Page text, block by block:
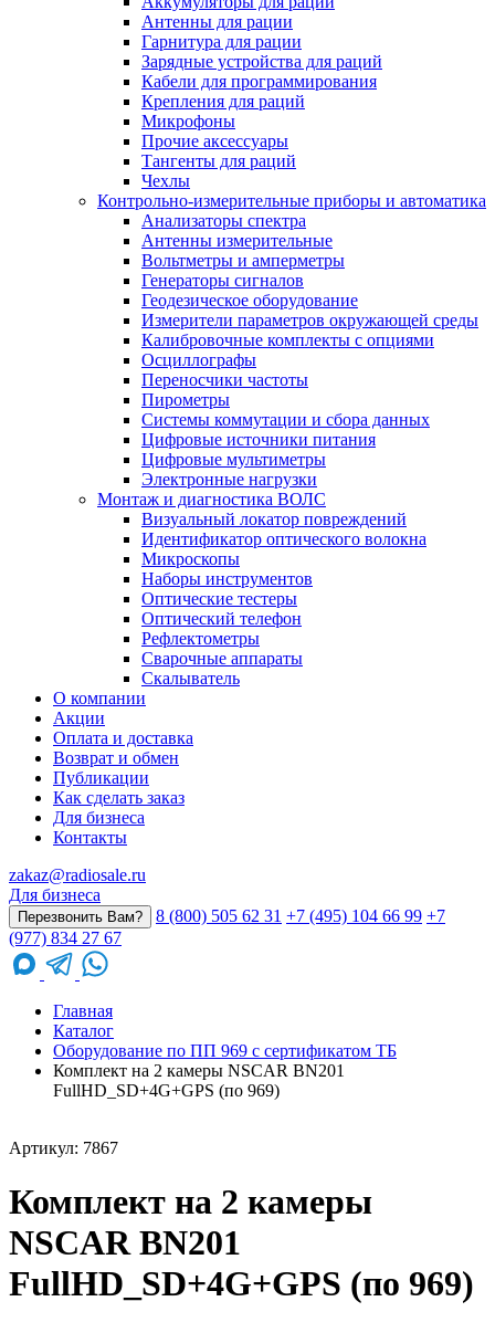
Антенны для рации
Гарнитура для рации
Зарядные устройства для раций
Кабели для программирования
Крепления для раций
Микрофоны
Прочие аксессуары
Тангенты для раций
Чехлы
Контрольно-измерительные приборы и автоматика
Анализаторы спектра
Антенны измерительные
Вольтметры и амперметры
Генераторы сигналов
Геодезическое оборудование
Измерители параметров окружающей среды
Калибровочные комплекты с опциями
Осциллографы
Переносчики частоты
Пирометры
Системы коммутации и сбора данных
Цифровые источники питания
Цифровые мультиметры
Электронные нагрузки
Монтаж и диагностика ВОЛС
Визуальный локатор повреждений
Идентификатор оптического волокна
Микроскопы
Наборы инструментов
Оптические тестеры
Оптический телефон
Рефлектометры
Сварочные аппараты
Скалыватель
О компании
Акции
Оплата и доставка
Возврат и обмен
Публикации
Как сделать заказ
Для бизнеса
Контакты
zakaz@radiosale.ru
Для бизнеса
Перезвонить Вам? 8 (800) 505 62 31 +7 (495) 104 66 99 +7
(977) 834 27 67
Главная
Каталог
Оборудование по ПП 969 с сертификатом ТБ
Комплект на 2 камеры NSCAR BN201
FullHD_SD+4G+GPS (по 969)
Артикул: 7867
Комплект на 2 камеры
NSCAR BN201
FullHD_SD+4G+GPS (по 969)